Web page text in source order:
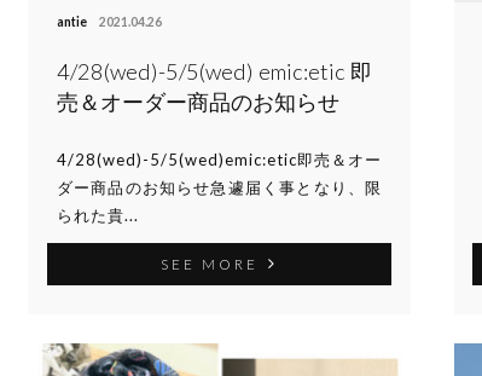
antie 2021.04.26
4/28(wed)-5/5(wed) emic:etic 即
売＆オーダー商品のお知らせ
4/28(wed)-5/5(wed)emic:etic即売＆オー
ダー商品のお知らせ急遽届く事となり、限
られた貴...
SEE MORE